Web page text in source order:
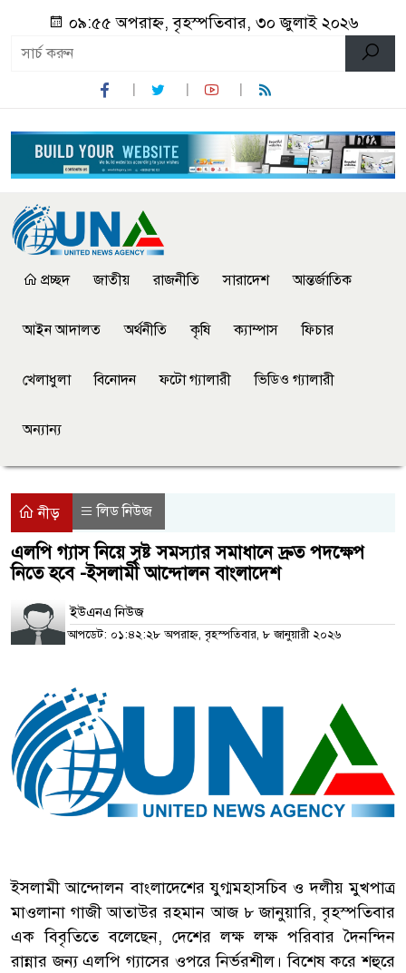
০৯:৫৫ অপরাহ্ন, বৃহস্পতিবার, ৩০ জুলাই ২০২৬
প্রচ্ছদ জাতীয় রাজনীতি সারাদেশ আন্তর্জাতিক
আইন আদালত অর্থনীতি কৃষি ক্যাম্পাস ফিচার
খেলাধুলা বিনোদন ফটো গ্যালারী ভিডিও গ্যালারী
অন্যান্য
নীড় লিড নিউজ
এলপি গ্যাস নিয়ে সৃষ্ট সমস্যার সমাধানে দ্রুত পদক্ষেপ
নিতে হবে -ইসলামী আন্দোলন বাংলাদেশ
ইউএনএ নিউজ
আপডেট: ০১:৪২:২৮ অপরাহ্ন, বৃহস্পতিবার, ৮ জানুয়ারী ২০২৬
ইসলামী আন্দোলন বাংলাদেশের যুগ্মমহাসচিব ও দলীয় মুখপাত্র
মাওলানা গাজী আতাউর রহমান আজ ৮ জানুয়ারি, বৃহস্পতিবার
এক বিবৃতিতে বলেছেন, দেশের লক্ষ লক্ষ পরিবার দৈনন্দিন
রান্নার জন্য এলপি গ্যাসের ওপরে নির্ভরশীল। বিশেষ করে শহুরে